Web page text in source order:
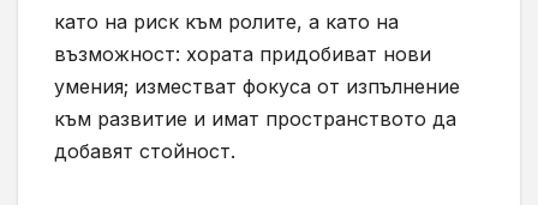
като на риск към ролите, а като на
възможност: хората придобиват нови
умения; изместват фокуса от изпълнение
към развитие и имат пространството да
добавят стойност.